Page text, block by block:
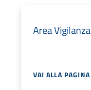
Area Vigilanza
VAI ALLA PAGINA